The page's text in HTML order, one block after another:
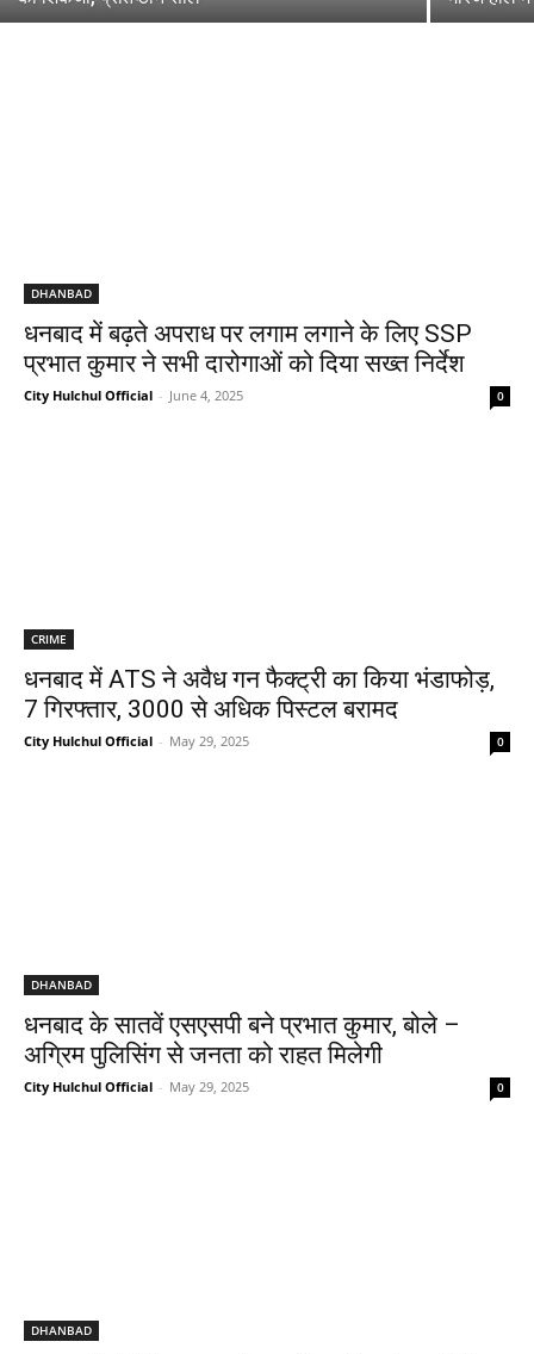
DHANBAD
धनबाद में बढ़ते अपराध पर लगाम लगाने के लिए SSP
प्रभात कुमार ने सभी दारोगाओं को दिया सख्त निर्देश
City Hulchul Official - June 4, 2025 0
CRIME
धनबाद में ATS ने अवैध गन फैक्ट्री का किया भंडाफोड़,
7 गिरफ्तार, 3000 से अधिक पिस्टल बरामद
City Hulchul Official - May 29, 2025 0
DHANBAD
धनबाद के सातवें एसएसपी बने प्रभात कुमार, बोले –
अग्रिम पुलिसिंग से जनता को राहत मिलेगी
City Hulchul Official - May 29, 2025 0
DHANBAD